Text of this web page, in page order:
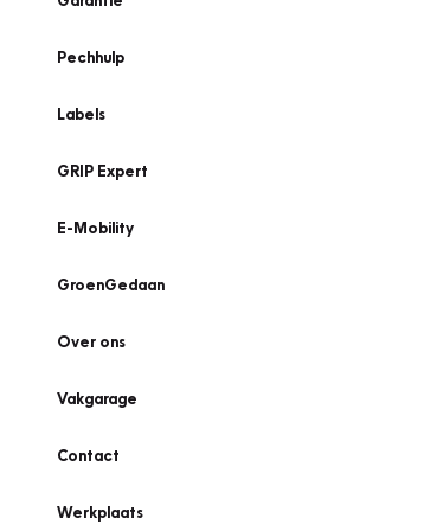
Pechhulp
Labels
GRIP Expert
E-Mobility
GroenGedaan
Over ons
Vakgarage
Contact
Werkplaats